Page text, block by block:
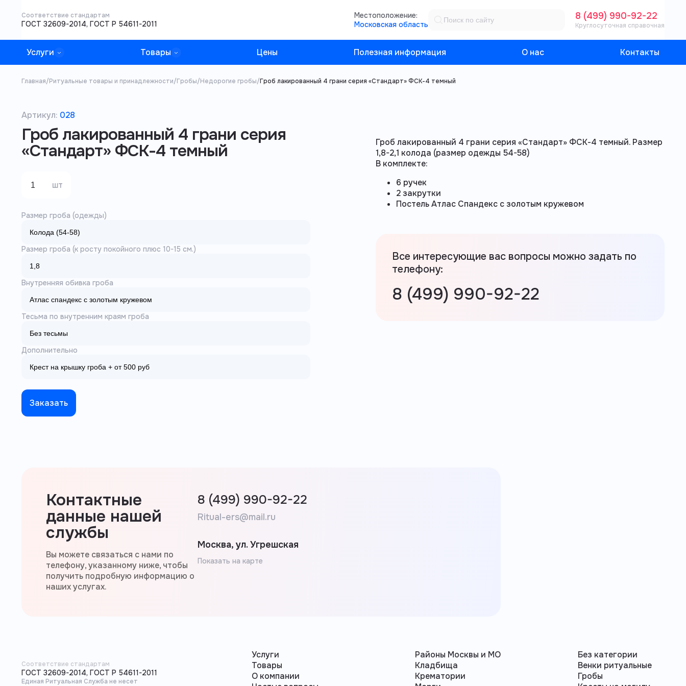
Соответствие стандартам
ГОСТ 32609-2014, ГОСТ Р 54611-2011
Местоположение:
Московская область
8 (499) 990-92-22
Круглосуточная справочная
Услуги Товары Цены Полезная информация О нас Контакты
Главная/Ритуальные товары и принадлежности/Гробы/Недорогие гробы/Гроб лакированный 4 грани серия «Стандарт» ФСК-4 темный
Артикул: 028
Гроб лакированный 4 грани серия
«Стандарт» ФСК-4 темный
шт
Размер гроба (одежды)
Размер гроба (к росту покойного плюс 10-15 см.)
Внутренняя обивка гроба
Тесьма по внутренним краям гроба
Дополнительно
Заказать
Гроб лакированный 4 грани серия «Стандарт» ФСК-4 темный. Размер
1,8-2,1 колода (размер одежды 54-58)
В комплекте:
6 ручек
2 закрутки
Постель Атлас Спандекс с золотым кружевом
Все интересующие вас вопросы можно задать по
телефону:
8 (499) 990-92-22
Контактные
данные нашей
службы
Вы можете связаться с нами по
телефону, указанному ниже, чтобы
получить подробную информацию о
наших услугах.
8 (499) 990-92-22
Ritual-ers@mail.ru
Москва, ул. Угрешская
Показать на карте
Соответствие стандартам
ГОСТ 32609-2014, ГОСТ Р 54611-2011
Единая Ритуальная Служба не несет
Услуги
Товары
О компании
Районы Москвы и МО
Кладбища
Крематории
Без категории
Венки ритуальные
Гробы